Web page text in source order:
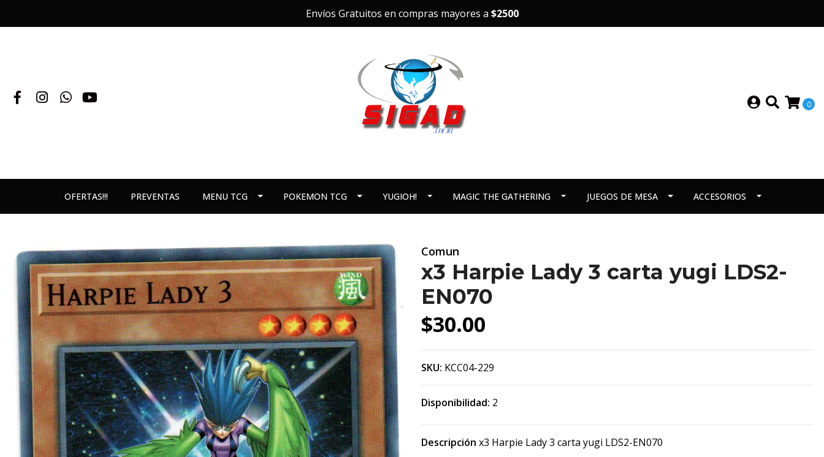
Envíos Gratuitos en compras mayores a $2500
0
OFERTAS!!! PREVENTAS MENU TCG POKEMON TCG YUGIOH! MAGIC THE GATHERING JUEGOS DE MESA ACCESORIOS
Comun
x3 Harpie Lady 3 carta yugi LDS2-
EN070
$30.00
SKU: KCC04-229
Disponibilidad: 2
Descripción x3 Harpie Lady 3 carta yugi LDS2-EN070